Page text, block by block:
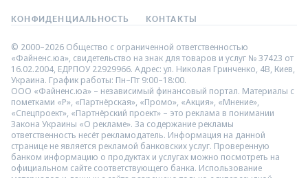
КОНФИДЕНЦИАЛЬНОСТЬ КОНТАКТЫ
© 2000–2026 Общество с ограниченной ответственностью
«Файненс.юа», свидетельство на знак для товаров и услуг № 37423 от
16.02.2004, ЕДРПОУ 22929966. Адрес: ул. Николая Гринченко, 4В, Киев,
Украина. График работы: Пн–Пт 9:00–18:00.
ООО «Файненс.юа» – независимый финансовый портал. Материалы с
пометками «Р», «Партнёрская», «Промо», «Акция», «Мнение»,
«Спецпроект», «Партнёрский проект» – это реклама в понимании
Закона Украины «О рекламе». За содержание рекламы
ответственность несёт рекламодатель. Информация на данной
странице не является рекламой банковских услуг. Проверенную
банком информацию о продуктах и услугах можно посмотреть на
официальном сайте соответствующего банка. Использование